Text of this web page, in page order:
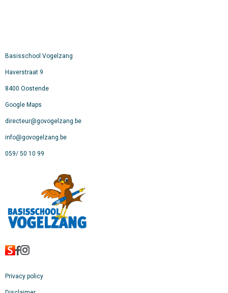
Basisschool Vogelzang
Haverstraat 9
8400 Oostende
Google Maps
directeur@govogelzang.be
info@govogelzang.be
059/ 50 10 99
Privacy policy